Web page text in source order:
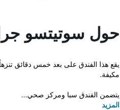
حول سوتيتسو
مكيفة.
يتضمن الفندق سبا ومركز صحي...
المزيد